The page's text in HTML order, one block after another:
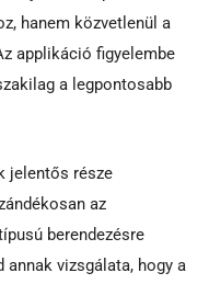
hanem közvetlenül a
applikáció figyelembe
a legpontosabb
jelentős része
az
berendezésre
vizsgálata, hogy a